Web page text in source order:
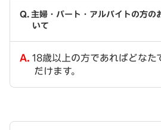
主婦・パート・アルバイトの方の
いて
18歳以上の方であればどなた
だけます。